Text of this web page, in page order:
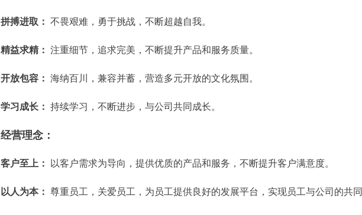
拼搏进取： 不畏艰难，勇于挑战，不断超越自我。
精益求精： 注重细节，追求完美，不断提升产品和服务质量。
开放包容： 海纳百川，兼容并蓄，营造多元开放的文化氛围。
学习成长： 持续学习，不断进步，与公司共同成长。
经营理念：
客户至上： 以客户需求为导向，提供优质的产品和服务，不断提升客户满意度。
以人为本： 尊重员工，关爱员工，为员工提供良好的发展平台，实现员工与公司的共